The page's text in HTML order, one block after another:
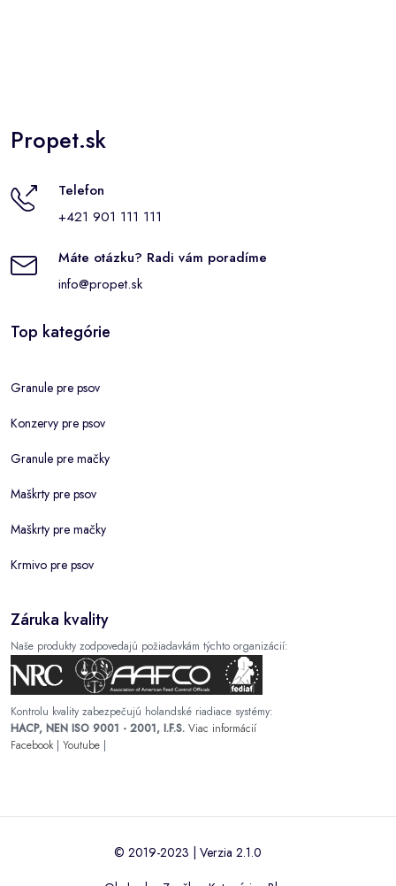
Propet.sk
Telefon
+421 901 111 111
Máte otázku? Radi vám poradíme
info@propet.sk
Top kategórie
Granule pre psov
Konzervy pre psov
Granule pre mačky
Maškrty pre psov
Maškrty pre mačky
Krmivo pre psov
Záruka kvality
Naše produkty zodpovedajú požiadavkám týchto organizácií:
Kontrolu kvality zabezpečujú holandské riadiace systémy:
HACP, NEN ISO 9001 - 2001, I.F.S. Viac informácií
Facebook| Youtube |
© 2019-2023 | Verzia 2.1.0